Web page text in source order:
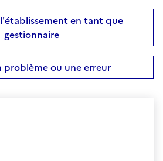
en tant que
gestionnaire
problème ou une erreur